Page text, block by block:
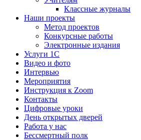
Классные журналы
Наши проекты
Метод проектов
Конкурсные работы
Электронные издания
Услуги 1C
Видео и фото
Интервью
Мероприятия
Инструкция к Zoom
Контакты
Цифровые уроки
День открытых дверей
Работа у нас
Бессмертный полк